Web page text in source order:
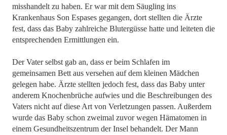
misshandelt zu haben. Er war mit dem Säugling ins
Krankenhaus Son Espases gegangen, dort stellten die Ärzte
fest, dass das Baby zahlreiche Blutergüsse hatte und leiteten die
entsprechenden Ermittlungen ein.
Der Vater selbst gab an, dass er beim Schlafen im
gemeinsamen Bett aus versehen auf dem kleinen Mädchen
gelegen habe. Ärzte stellten jedoch fest, dass das Baby unter
anderem Knochenbrüche aufwies und die Beschreibungen des
Vaters nicht auf diese Art von Verletzungen passen. Außerdem
wurde das Baby schon zweimal zuvor wegen Hämatomen in
einem Gesundheitszentrum der Insel behandelt. Der Mann